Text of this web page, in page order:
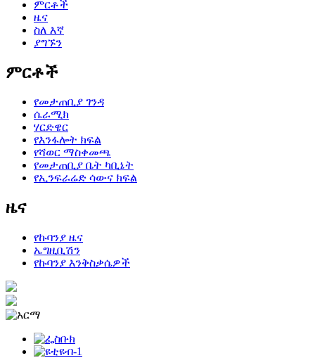
ምርቶች
ዜና
ስለ እኛ
ያግኙን
ምርቶች
የመታጠቢያ ገንዳ
ሴራሚክ
ሃርድዌር
የእንፋሎት ክፍል
የሻወር ማስቀመጫ
የመታጠቢያ ቤት ካቢኔት
የኢንፍራሬድ ሳውና ክፍል
ዜና
የኩባንያ ዜና
ኤግዚቢሽን
የኩባንያ እንቅስቃሴዎች